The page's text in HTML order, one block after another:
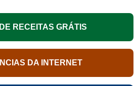
RECEITAS GRÁTIS
DA INTERNET